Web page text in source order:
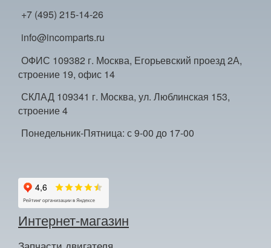
+7 (495) 215-14-26
info@incomparts.ru
ОФИС 109382 г. Москва, Егорьевский проезд 2А,
строение 19, офис 14
СКЛАД 109341 г. Москва, ул. Люблинская 153,
строение 4
Понедельник-Пятница: с 9-00 до 17-00
Интернет-магазин